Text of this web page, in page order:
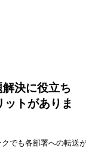
決に役立ち
トがありま
でも各部署への転送